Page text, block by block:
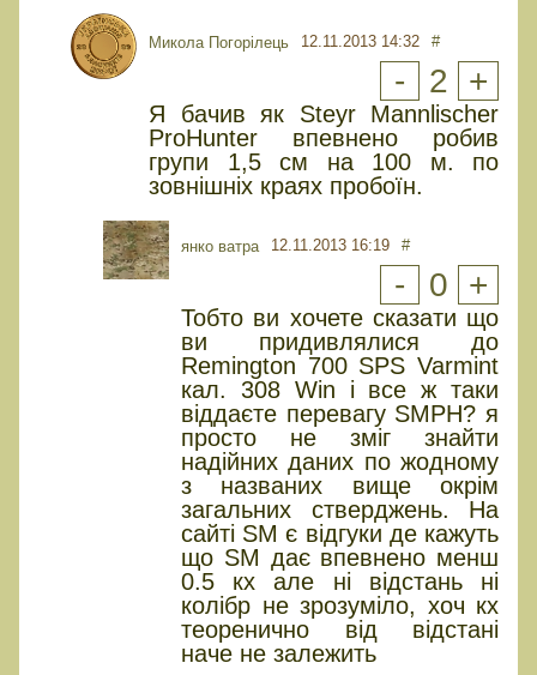
Микола Погорілець 12.11.2013 14:32 #
- 2 +
Я бачив як Steyr Mannlischer
ProHunter впевнено робив
групи 1,5 см на 100 м. по
зовнішніх краях пробоїн.
янко ватра 12.11.2013 16:19 #
- 0 +
Тобто ви хочете сказати що
ви придивлялися до
Remington 700 SPS Varmint
кал. 308 Win і все ж таки
віддаєте перевагу SMPH? я
просто не зміг знайти
надійних даних по жодному
з названих вище окрім
загальних стверджень. На
сайті SM є відгуки де кажуть
що SM дає впевнено менш
0.5 кх але ні відстань ні
колібр не зрозуміло, хоч кх
теоренично від відстані
наче не залежить